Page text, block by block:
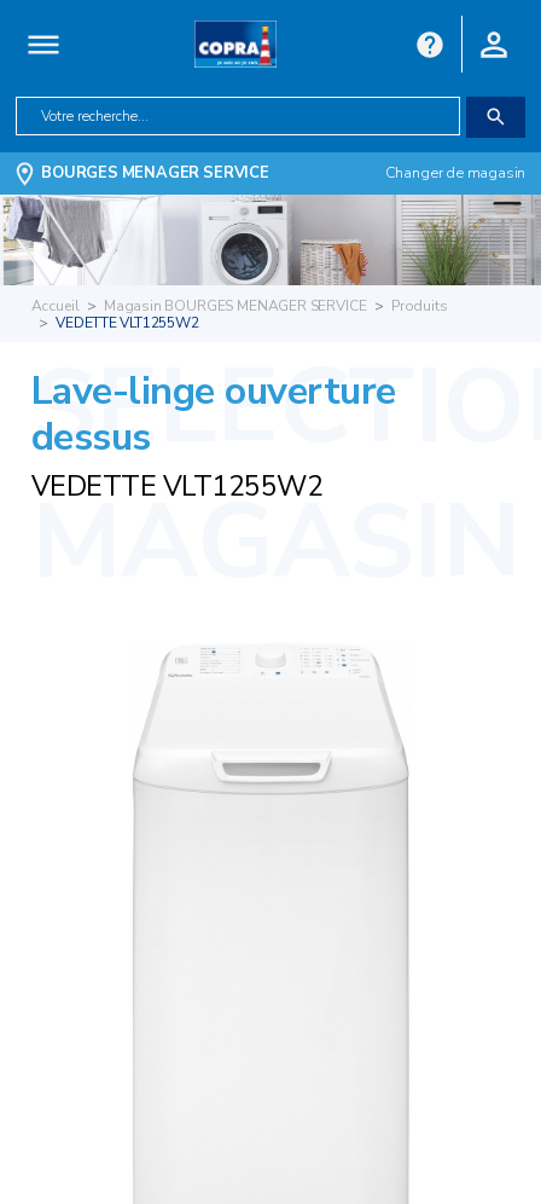
BOURGES MENAGER SERVICE Changer de magasin
Accueil Magasin BOURGES MENAGER SERVICE
Produits
VEDETTE VLT1255W2
Lave-linge ouverture
dessus
VEDETTE VLT1255W2